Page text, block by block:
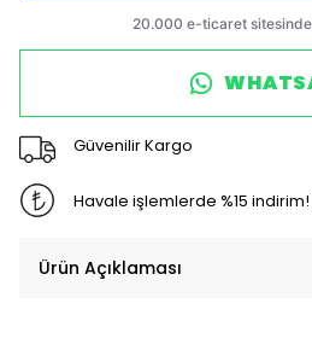
Güvenilir Kargo
Havale işlemlerde %15
Ürün Açıklaması